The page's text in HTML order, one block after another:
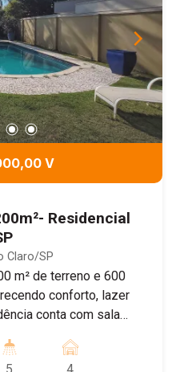
V
Residencial
Claro/SP
m² de terreno e 600
conforto, lazer
conta com sala
3 banheiros e 2